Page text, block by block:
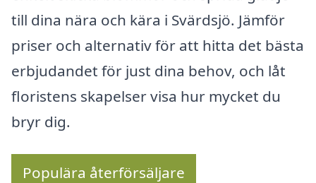
till dina nära och kära i Svärdsjö. Jämför
priser och alternativ för att hitta det bästa
erbjudandet för just dina behov, och låt
floristens skapelser visa hur mycket du
bryr dig.
Populära återförsäljare